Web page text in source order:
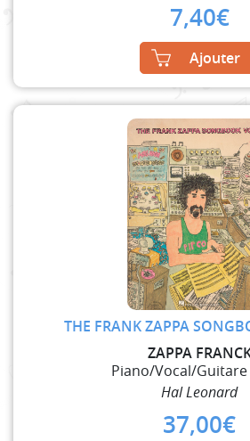
7,40€
Ajouter
THE FRANK ZAPPA
ZAPPA
Piano/Vocal/Guitare
Hal Leonard
37,00€